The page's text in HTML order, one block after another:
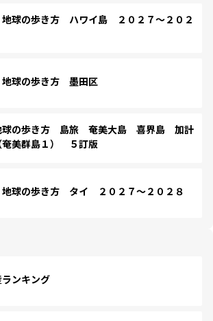
球の歩き方 ハワイ島 ２０２７～２０２
球の歩き方 墨田区
の歩き方 島旅 奄美大島 喜界島 加計
奄美群島１） ５訂版
球の歩き方 タイ ２０２７～２０２８
ンキング